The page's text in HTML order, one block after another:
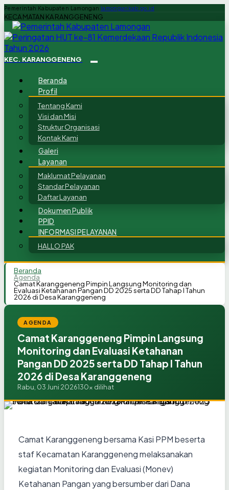
Pemerintah Kabupaten Lamongan lamongankab.go.id
KECAMATAN KARANGGENENG
KEC. KARANGGENENG
Beranda
Profil
Tentang Kami
Visi dan Misi
Struktur Organisasi
Kontak Kami
Galeri
Layanan
Maklumat Pelayanan
Standar Pelayanan
Daftar Layanan
Dokumen Publik
PPID
INFORMASI PELAYANAN
HALLO PAK
Beranda
Agenda
Camat Karanggeneng Pimpin Langsung Monitoring dan
Evaluasi Ketahanan Pangan DD 2025 serta DD Tahap I Tahun
2026 di Desa Karanggeneng
AGENDA
Camat Karanggeneng Pimpin Langsung
Monitoring dan Evaluasi Ketahanan
Pangan DD 2025 serta DD Tahap I Tahun
2026 di Desa Karanggeneng
Rabu, 03 Juni 2026130x dilihat
Camat Karanggeneng bersama Kasi PPM beserta
staf Kecamatan Karanggeneng melaksanakan
kegiatan Monitoring dan Evaluasi (Monev)
Ketahanan Pangan yang bersumber dari Dana